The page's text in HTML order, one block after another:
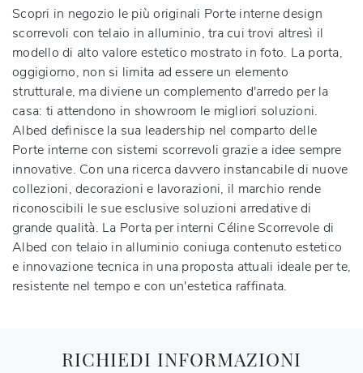
Scopri in negozio le più originali Porte interne design
scorrevoli con telaio in alluminio, tra cui trovi altresì il
modello di alto valore estetico mostrato in foto. La porta,
oggigiorno, non si limita ad essere un elemento
strutturale, ma diviene un complemento d'arredo per la
casa: ti attendono in showroom le migliori soluzioni.
Albed definisce la sua leadership nel comparto delle
Porte interne con sistemi scorrevoli grazie a idee sempre
innovative. Con una ricerca davvero instancabile di nuove
collezioni, decorazioni e lavorazioni, il marchio rende
riconoscibili le sue esclusive soluzioni arredative di
grande qualità. La Porta per interni Céline Scorrevole di
Albed con telaio in alluminio coniuga contenuto estetico
e innovazione tecnica in una proposta attuali ideale per te,
resistente nel tempo e con un'estetica raffinata.
RICHIEDI INFORMAZIONI